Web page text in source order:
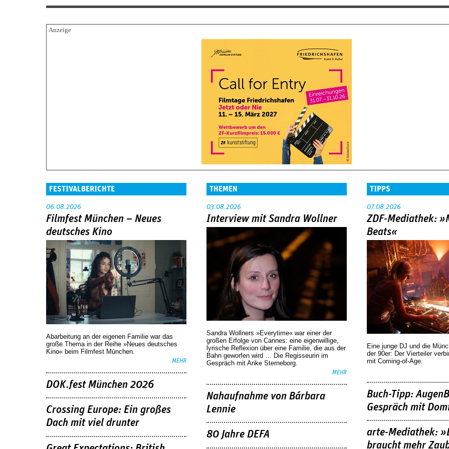
FESTIVALBERICHTE
06.08.2026
Filmfest München – Neues
deutsches Kino
Abarbeitung an der eigenen Familie war das
große Thema in der Reihe »Neues deutsches
Kino« beim Filmfest München.
MEHR
DOK.fest München 2026
Crossing Europe: Ein großes
Dach mit viel drunter
THEMEN
03.08.2026
Interview mit Sandra Wollner
Sandra Wollners »Everytime« war einer der
großen Erfolge von Cannes: eine eigenwillige,
lyrische Reflexion über eine ­Familie, die aus der
Bahn geworfen wird … Die Regisseurin im
Gespräch mit Anke Sterneborg.
MEHR
Nahaufnahme von Bárbara
Lennie
80 Jahre DEFA
TIPPS
07.08.2026
ZDF-Mediathek:
Beats«
Eine junge DJ und die
der 90er: Der Vierteiler
mit Coming-of-Age.
Buch-Tipp:
Gespräch mit
arte-Mediathek:
braucht mehr